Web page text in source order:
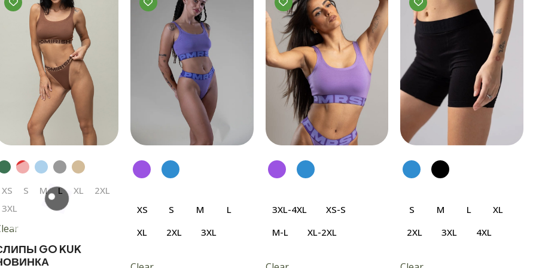
XS S M L XL
2XL
3XL
GO KUK
имеет
несколько
вариаций.
выбрать
XS S M
L
XL
2XL 3XL
имеет
несколько
вариаций.
Опции
выбрать
на
странице
товара.
3XL-4XL
XS-S
M-L
XL-2XL
имеет
несколько
вариаций.
Опции
можно
выбрать
на
странице
товара.
S M L
XL
2XL
3XL 4XL
имеет
несколько
вариаций.
Опции
можно
выбрать
на
странице
товара.